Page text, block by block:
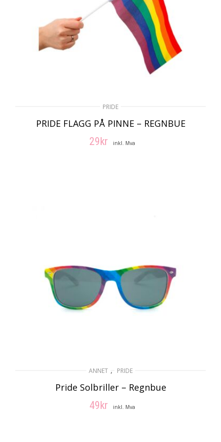
PRIDE
PRIDE FLAGG PÅ PINNE – REGNBUE
29kr inkl. Mva
ANNET , PRIDE
Pride Solbriller – Regnbue
49 kr inkl. Mva